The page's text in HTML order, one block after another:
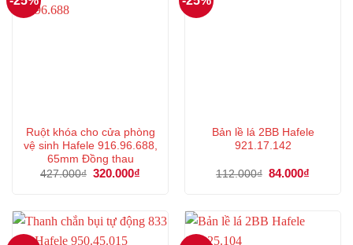
Ruột khóa cho cửa phòng
vệ sinh Hafele 916.96.688,
65mm Đồng thau
427.000₫ Giá
320.000₫
320.000₫.
Bản lề lá 2BB Hafele
921.17.142
112.000₫ Giá
84.000₫